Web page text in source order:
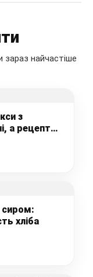
найчастіше
з
а рецепт
сиром:
хліба